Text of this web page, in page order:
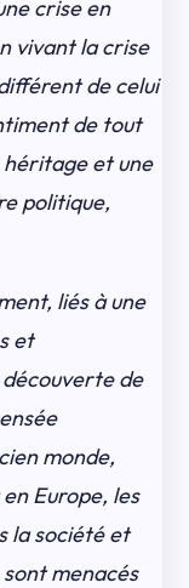
crise en
vivant la crise
de celui
de tout
et une
politique,
liés à une
et
découverte de
monde,
Europe, les
la société et
menacés